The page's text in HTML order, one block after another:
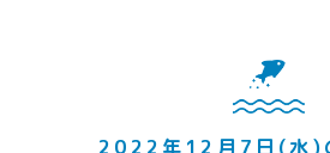
2022年12月7日(水)